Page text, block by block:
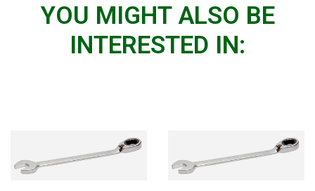
YOU MIGHT ALSO BE
INTERESTED IN: